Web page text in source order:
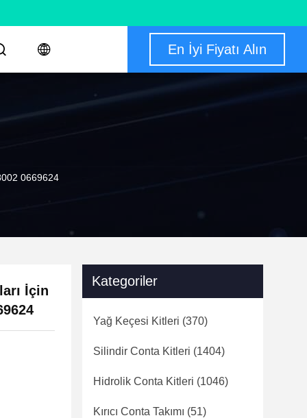
En İyi Fiyatı Alın
0669624
İçin
Kategoriler
Yağ Keçesi Kitleri (370)
Silindir Conta Kitleri (1404)
Hidrolik Conta Kitleri (1046)
Kırıcı Conta Takımı (51)